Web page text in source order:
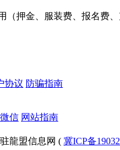
（押⾦、服装费、报名费
协议 防骗指南
信 ⽹站指南
龍盟信息网 ( 冀ICP备